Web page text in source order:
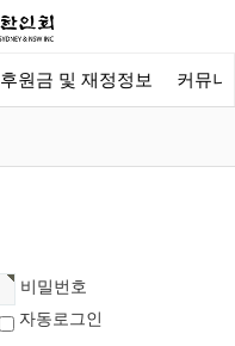
후원금 및 재정정보 커뮤니
비밀번호
자동로그인